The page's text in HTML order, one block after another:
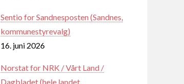
Sentio for Sandnesposten (Sandnes,
kommunestyrevalg)
16. juni 2026
Norstat for NRK / Vårt Land /
Dagbladet (hele landet,